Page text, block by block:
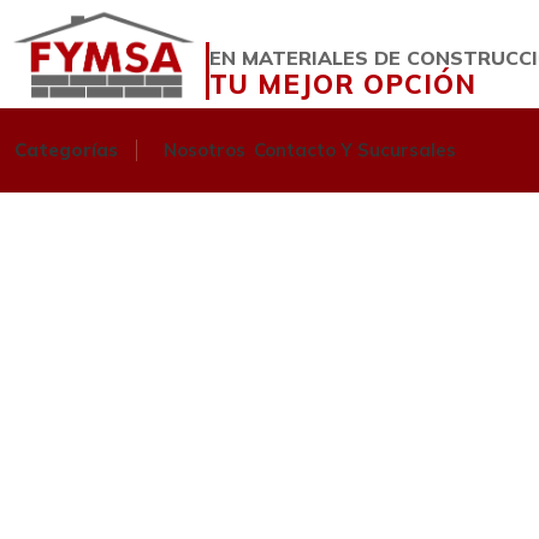
EN MATERIALES DE
TU MEJOR OPCIÓN
Categorías Nosotros Contacto Y Sucursales